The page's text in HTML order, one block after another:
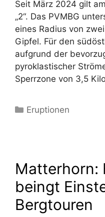
Seit März 2024 gilt am
„2“. Das PVMBG
eines Radius von
Gipfel. Für den
aufgrund der
pyroklastischer
Sperrzone von 3,5
Kategorien
Eruptionen
Matterhorn:
beingt
Bergtouren